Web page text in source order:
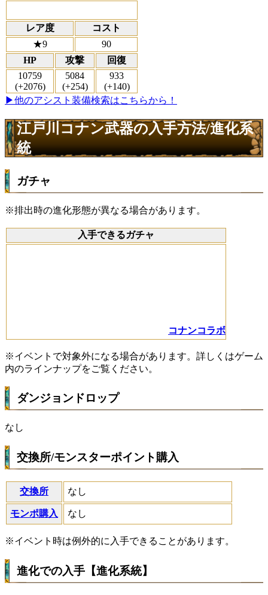
レア度
コスト
★9
90
HP
攻撃
回復
10759
(+2076)
5084
(+254)
933
(+140)
▶他のアシスト装備検索はこちらから！
江戸川コナン武器の入手方法/進化系
統
ガチャ
※排出時の進化形態が異なる場合があります。
入手できるガチャ
コナンコラボ
※イベントで対象外になる場合があります。詳しくはゲーム
内のラインナップをご覧ください。
ダンジョンドロップ
なし
交換所/モンスターポイント購入
交換所 なし
モンポ購入 なし
※イベント時は例外的に入手できることがあります。
進化での入手【進化系統】